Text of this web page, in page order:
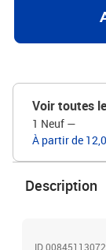
Voir toutes
1 Neuf —
À partir de
Description
ID